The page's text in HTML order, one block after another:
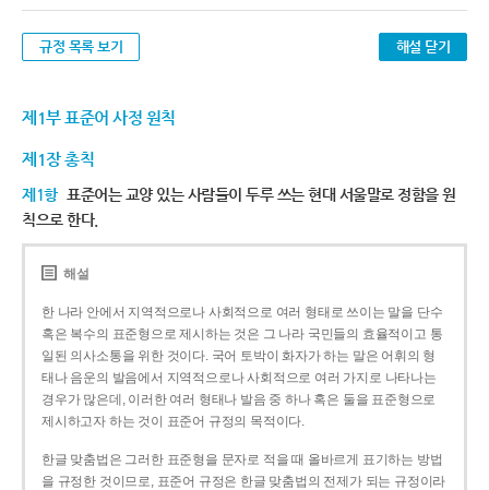
규정 목록 보기 해설 닫기
제1부 표준어 사정 원칙
제1장 총칙
제1항 표준어는 교양 있는 사람들이 두루 쓰는 현대 서울말로 정함을 원
칙으로 한다.
해설
한 나라 안에서 지역적으로나 사회적으로 여러 형태로 쓰이는 말을 단수
혹은 복수의 표준형으로 제시하는 것은 그 나라 국민들의 효율적이고 통
일된 의사소통을 위한 것이다. 국어 토박이 화자가 하는 말은 어휘의 형
태나 음운의 발음에서 지역적으로나 사회적으로 여러 가지로 나타나는
경우가 많은데, 이러한 여러 형태나 발음 중 하나 혹은 둘을 표준형으로
제시하고자 하는 것이 표준어 규정의 목적이다.
한글 맞춤법은 그러한 표준형을 문자로 적을 때 올바르게 표기하는 방법
을 규정한 것이므로, 표준어 규정은 한글 맞춤법의 전제가 되는 규정이라